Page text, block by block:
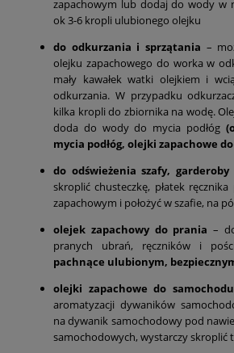
zapachowym lub dodaj do wody w
ok 3-6 kropli ulubionego olejku
do odkurzania i sprzątania –
olejku zapachowego do worka w
mały kawałek watki olejkiem i
odkurzania. W przypadku
kilka kropli do zbiornika na wodę.
doda do wody do mycia podłóg
mycia podłóg, olejki zapachowe
do odświeżenia szafy, garderoby
skroplić chusteczkę, płatek
zapachowym i położyć w szafie, na
olejek zapachowy do prania –
pranych ubrań, ręczników i
pachnące ulubionym,
olejki zapachowe do samochodu
aromatyzacji dywaników
na dywanik samochodowy pod
samochodowych, wystarczy skroplić